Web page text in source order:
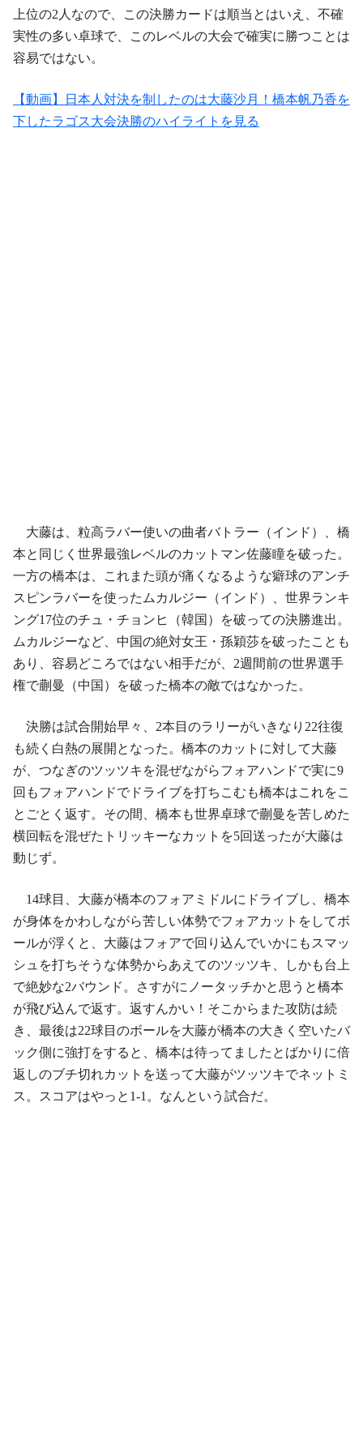
上位の2人なので、この決勝カードは順当とはいえ、不確
実性の多い卓球で、このレベルの大会で確実に勝つことは
容易ではない。
【動画】日本人対決を制したのは大藤沙月！橋本帆乃香を
下したラゴス大会決勝のハイライトを見る
大藤は、粒高ラバー使いの曲者バトラー（インド）、橋
本と同じく世界最強レベルのカットマン佐藤瞳を破った。
一方の橋本は、これまた頭が痛くなるような癖球のアンチ
スピンラバーを使ったムカルジー（インド）、世界ランキ
ング17位のチュ・チョンヒ（韓国）を破っての決勝進出。
ムカルジーなど、中国の絶対女王・孫穎莎を破ったことも
あり、容易どころではない相手だが、2週間前の世界選手
権で蒯曼（中国）を破った橋本の敵ではなかった。
決勝は試合開始早々、2本目のラリーがいきなり22往復
も続く白熱の展開となった。橋本のカットに対して大藤
が、つなぎのツッツキを混ぜながらフォアハンドで実に9
回もフォアハンドでドライブを打ちこむも橋本はこれをこ
とごとく返す。その間、橋本も世界卓球で蒯曼を苦しめた
横回転を混ぜたトリッキーなカットを5回送ったが大藤は
動じず。
14球目、大藤が橋本のフォアミドルにドライブし、橋本
が身体をかわしながら苦しい体勢でフォアカットをしてボ
ールが浮くと、大藤はフォアで回り込んでいかにもスマッ
シュを打ちそうな体勢からあえてのツッツキ、しかも台上
で絶妙な2バウンド。さすがにノータッチかと思うと橋本
が飛び込んで返す。返すんかい！そこからまた攻防は続
き、最後は22球目のボールを大藤が橋本の大きく空いたバ
ック側に強打をすると、橋本は待ってましたとばかりに倍
返しのブチ切れカットを送って大藤がツッツキでネットミ
ス。スコアはやっと1-1。なんという試合だ。